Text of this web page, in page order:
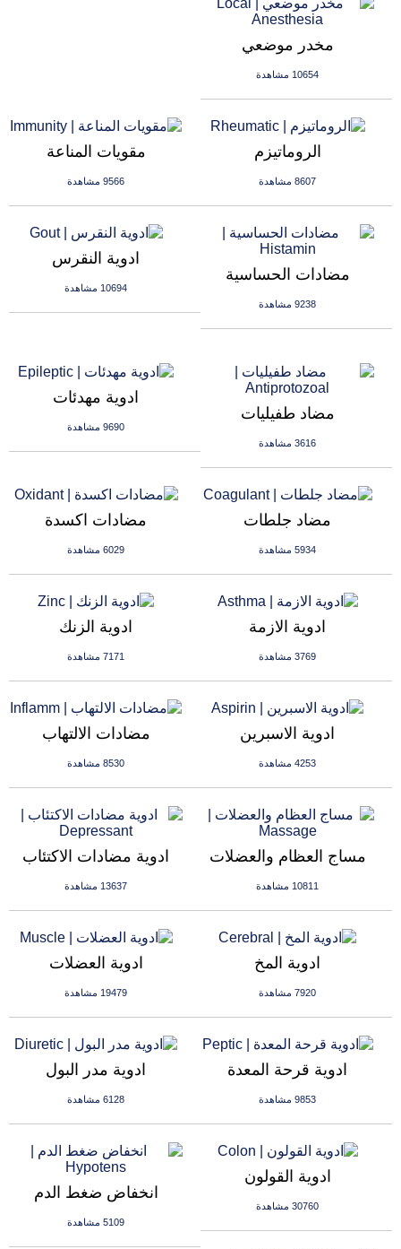
مخدر موضعي
10654 مشاهدة
مقويات المناعة
9566 مشاهدة
الروماتيزم
8607 مشاهدة
ادوية النقرس
10694 مشاهدة
مضادات الحساسية
9238 مشاهدة
ادوية مهدئات
9690 مشاهدة
مضاد طفيليات
3616 مشاهدة
مضادات اكسدة
6029 مشاهدة
مضاد جلطات
5934 مشاهدة
ادوية الزنك
7171 مشاهدة
ادوية الازمة
3769 مشاهدة
مضادات الالتهاب
8530 مشاهدة
ادوية الاسبرين
4253 مشاهدة
ادوية مضادات الاكتئاب
13637 مشاهدة
مساج العظام والعضلات
10811 مشاهدة
ادوية العضلات
19479 مشاهدة
ادوية المخ
7920 مشاهدة
ادوية مدر البول
6128 مشاهدة
ادوية قرحة المعدة
9853 مشاهدة
انخفاض ضغط الدم
5109 مشاهدة
ادوية القولون
30760 مشاهدة